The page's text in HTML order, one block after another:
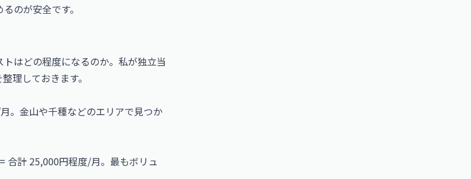
のが安全です。
はどの程度になるのか。私が独立当
理しておきます。
。金山や千種などのエリアで見つか
合計 25,000円程度/月。最もボリュ